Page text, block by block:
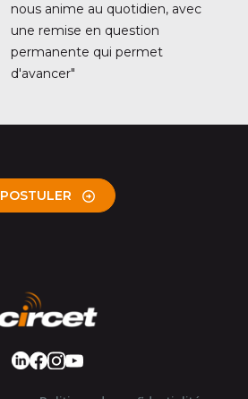
nous anime au quotidien, avec
une remise en question
permanente qui permet
d'avancer"
POSTULER
LinkedIn
Facebook
Instagram
Youtube